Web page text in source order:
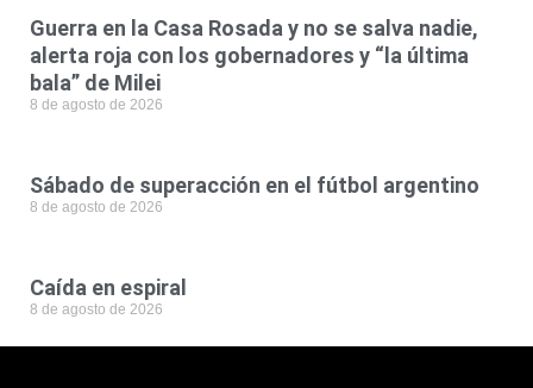
Guerra en la Casa Rosada y no se salva nadie,
alerta roja con los gobernadores y “la última
bala” de Milei
8 de agosto de 2026
Sábado de superacción en el fútbol argentino
8 de agosto de 2026
Caída en espiral
8 de agosto de 2026